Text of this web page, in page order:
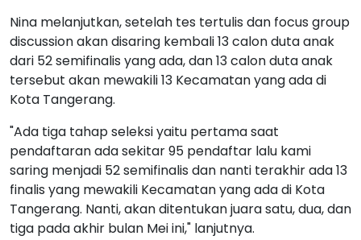
Nina melanjutkan, setelah tes tertulis dan focus group
discussion akan disaring kembali 13 calon duta anak
dari 52 semifinalis yang ada, dan 13 calon duta anak
tersebut akan mewakili 13 Kecamatan yang ada di
Kota Tangerang.
"Ada tiga tahap seleksi yaitu pertama saat
pendaftaran ada sekitar 95 pendaftar lalu kami
saring menjadi 52 semifinalis dan nanti terakhir ada 13
finalis yang mewakili Kecamatan yang ada di Kota
Tangerang. Nanti, akan ditentukan juara satu, dua, dan
tiga pada akhir bulan Mei ini," lanjutnya.